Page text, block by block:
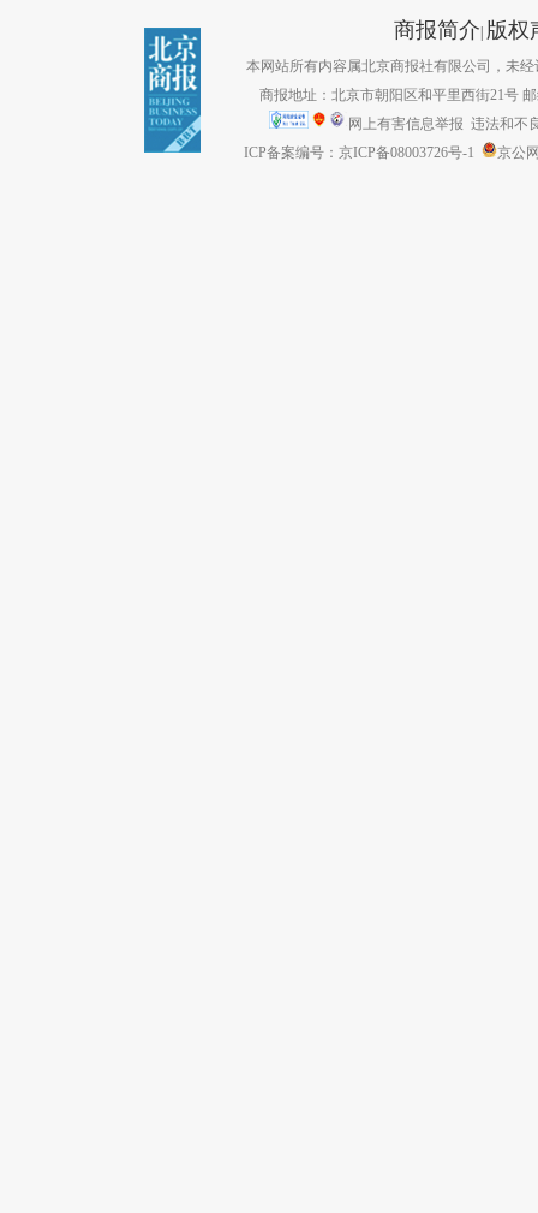
商报简介| 版权
本网站所有内容属北京商报社有限公司，未经
商报地址：北京市朝阳区和平里西街21号
网上有害信息举报 违法和不
ICP备案编号：京ICP备08003726号-1
京公